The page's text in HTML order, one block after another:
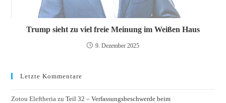
Trump sieht zu viel freie Meinung im Weißen Haus
9. Dezember 2025
Letzte Kommentare
Zotou Eleftheria zuTeil 32 – Verfassungsbeschwerde beim